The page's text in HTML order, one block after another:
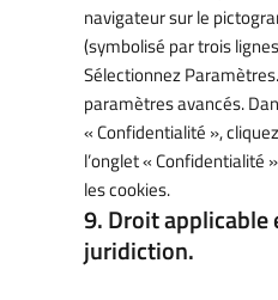
navigateur sur le
(symbolisé par trois
Sélectionnez
paramètres avancés.
« Confidentialité »,
l’onglet « Confidentialité
les cookies.
9. Droit
juridiction.